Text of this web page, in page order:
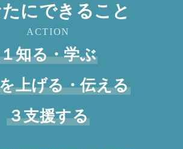
にできること
ACTION
１知る・学ぶ
上げる・伝える
３支援する